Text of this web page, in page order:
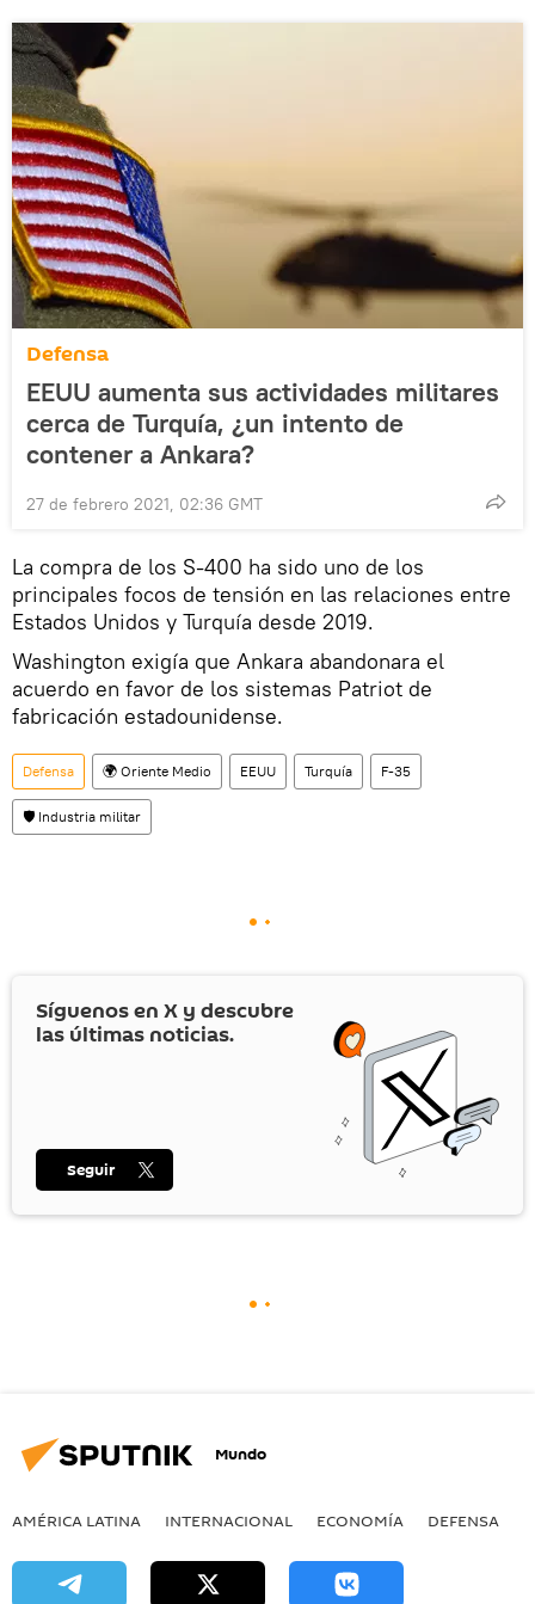
Defensa
EEUU aumenta sus actividades militares
cerca de Turquía, ¿un intento de
contener a Ankara?
27 de febrero 2021, 02:36 GMT
La compra de los S-400 ha sido uno de los
principales focos de tensión en las relaciones entre
Estados Unidos y Turquía desde 2019.
Washington exigía que Ankara abandonara el
acuerdo en favor de los sistemas Patriot de
fabricación estadounidense.
Defensa 🌍 Oriente Medio EEUU Turquía F-35
🛡️ Industria militar
Síguenos en X y descubre
las últimas noticias.
Seguir
Mundo
AMÉRICA LATINA INTERNACIONAL ECONOMÍA DEFENSA